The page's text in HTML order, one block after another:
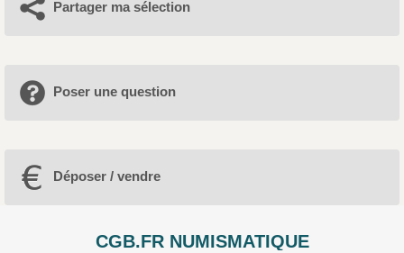
Partager ma sélection
Poser une question
Déposer / vendre
CGB.FR NUMISMATIQUE